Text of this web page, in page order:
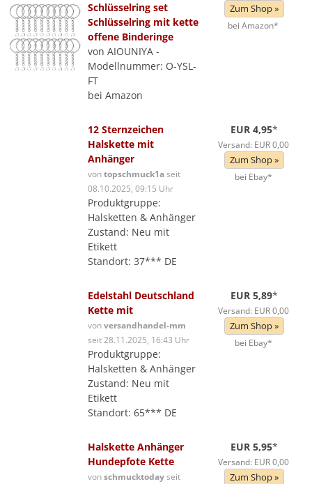
Schlüsselring set
Schlüsselring mit kette
offene Binderinge
von AIOUNIYA -
Modellnummer: O-YSL-
FT
bei Amazon
Zum Shop »
bei Amazon*
12 Sternzeichen
Halskette mit
Anhänger
vontopschmuck1aseit
08.10.2025, 09:15 Uhr
Produktgruppe:
Halsketten & Anhänger
Zustand: Neu mit
Etikett
Standort: 37*** DE
EUR 4,95*
Versand: EUR 0,00
Zum Shop »
bei Ebay*
Edelstahl Deutschland
Kette mit
vonversandhandel-mm
seit 28.11.2025, 16:43 Uhr
Produktgruppe:
Halsketten & Anhänger
Zustand: Neu mit
Etikett
Standort: 65*** DE
EUR 5,89*
Versand: EUR 0,00
Zum Shop »
bei Ebay*
Halskette Anhänger
Hundepfote Kette
vonschmucktodayseit
EUR 5,95*
Versand: EUR 0,00
Zum Shop »